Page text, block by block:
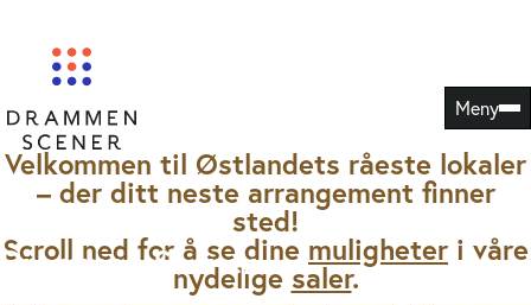
innhold
Meny
Velkommen til Østlandets råeste lokaler
– der ditt neste arrangement finner
sted!
Scroll ned for å se dine muligheter i våre
nydelige saler.
Drammen Scener